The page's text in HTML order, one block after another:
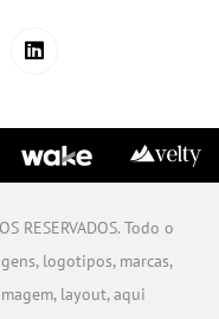
RESERVADOS. Todo o
logotipos, marcas,
layout, aqui